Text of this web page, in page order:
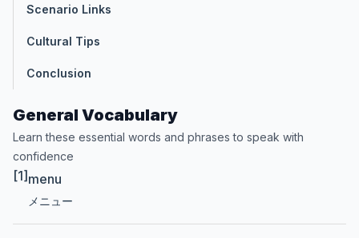
Scenario Links
Cultural Tips
Conclusion
General Vocabulary
Learn these essential words and phrases to speak with
confidence
[1] menu
メニュー